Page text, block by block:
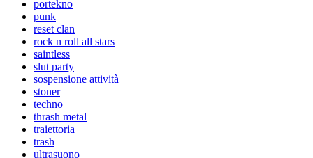
portekno
punk
reset clan
rock n roll all stars
saintless
slut party
sospensione attività
stoner
techno
thrash metal
traiettoria
trash
ultrasuono